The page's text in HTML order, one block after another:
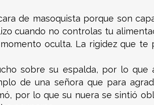
de masoquista porque son
cuando no controlas tu
oculta. La rigidez que te
sobre su espalda, por lo que
de una señora que para
por lo que su nuera se sintió